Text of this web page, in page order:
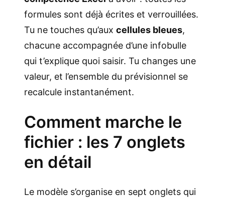
formules sont déjà écrites et verrouillées.
Tu ne touches qu’aux cellules bleues,
chacune accompagnée d’une infobulle
qui t’explique quoi saisir. Tu changes une
valeur, et l’ensemble du prévisionnel se
recalcule instantanément.
Comment marche le
fichier : les 7 onglets
en détail
Le modèle s’organise en sept onglets qui